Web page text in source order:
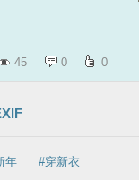
45 0 0
年 #穿新衣